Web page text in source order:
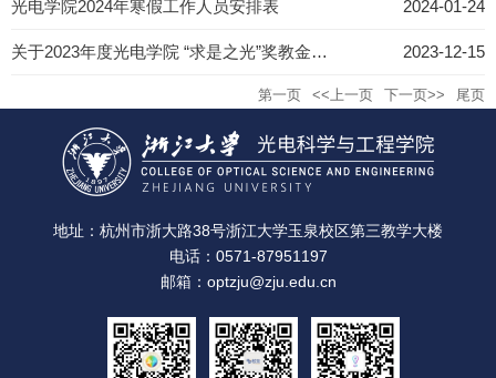
光电学院2024年寒假工作人员安排表 2024-01-24
关于2023年度光电学院 “求是之光”奖教金评选结果的公示 2023-12-15
第一页 <<上一页 下一页>> 尾页
地址：杭州市浙大路38号浙江大学玉泉校区第三教学大楼
电话：0571-87951197
邮箱：optzju@zju.edu.cn